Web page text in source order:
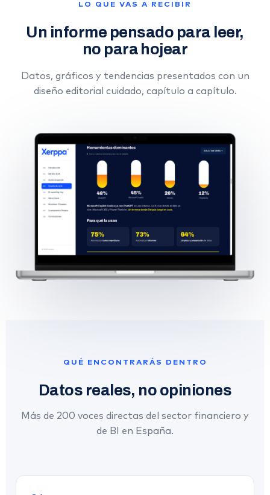
LO QUE VAS A RECIBIR
Un informe pensado para leer,
no para hojear
Datos, gráficos y tendencias presentados con un
diseño editorial cuidado, capítulo a capítulo.
QUÉ ENCONTRARÁS DENTRO
Datos reales, no opiniones
Más de 200 voces directas del sector financiero y
de BI en España.